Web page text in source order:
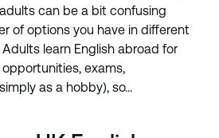
can be a bit confusing
of options you have in different
learn English abroad for
exams,
as a hobby), so…